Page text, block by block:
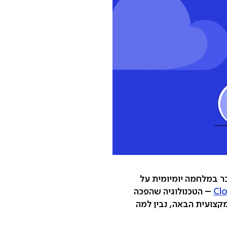
במלחמה יומיומית על
– הטכנולוגיה שהפכה
הבאה, נבין למה